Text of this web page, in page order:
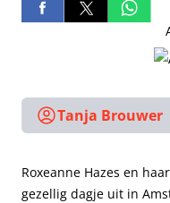
Tanja Brouwer
Roxeanne Hazes en
gezellig dagje uit in